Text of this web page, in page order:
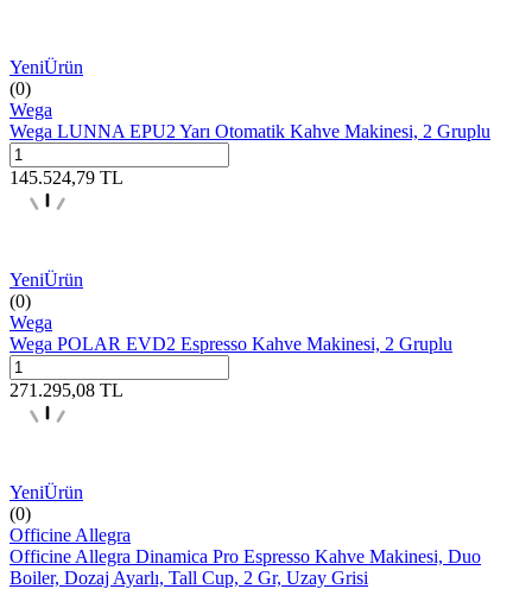
YeniÜrün
(0)
Wega
Wega LUNNA EPU2 Yarı Otomatik Kahve Makinesi, 2 Gruplu
145.524,79 TL
YeniÜrün
(0)
Wega
Wega POLAR EVD2 Espresso Kahve Makinesi, 2 Gruplu
271.295,08 TL
YeniÜrün
(0)
Officine Allegra
Officine Allegra Dinamica Pro Espresso Kahve Makinesi, Duo
Boiler, Dozaj Ayarlı, Tall Cup, 2 Gr, Uzay Grisi